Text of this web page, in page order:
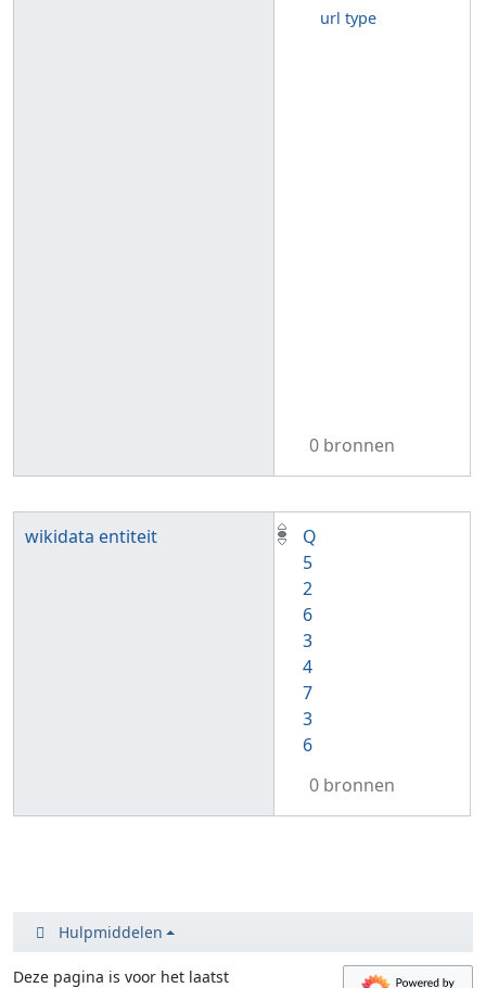
url type
0 bronnen
wikidata entiteit
Q
5
2
6
3
4
7
3
6
0 bronnen
Hulpmiddelen
Deze pagina is voor het laatst